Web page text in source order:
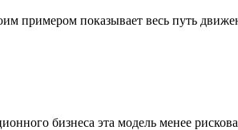
примером показывает весь путь
бизнеса эта модель менее